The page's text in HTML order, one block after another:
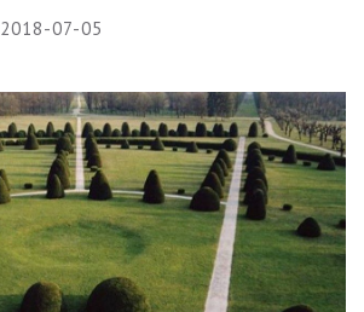
2018-07-05